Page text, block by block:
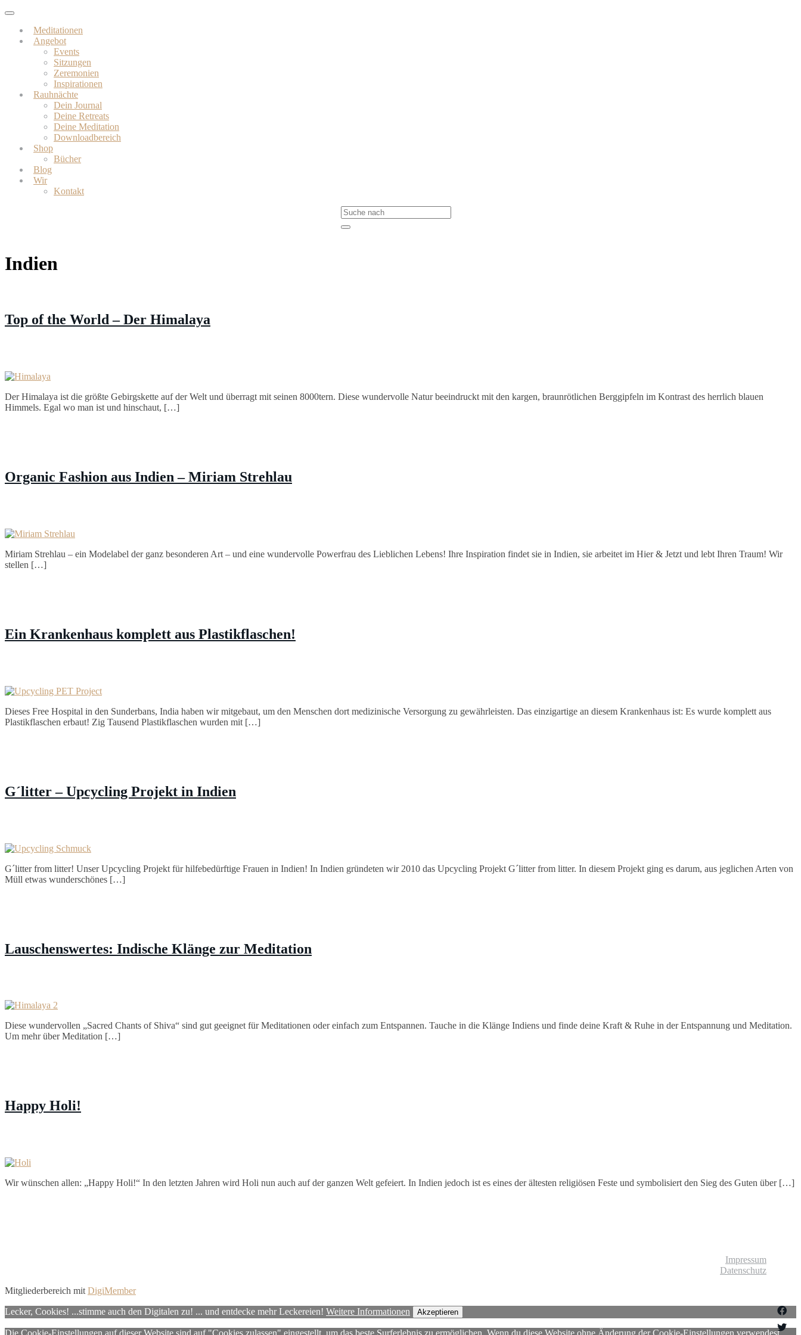
Skip
main
content
Toggle
navigationMeditationen
Angebot
Events
Sitzungen
Zeremonien
Inspirationen
Rauhnächte
Dein Journal
Deine Retreats
Deine Meditation
Downloadbereich
Shop
Bücher
Blog
Wir
Kontakt
Indien
Top of the World – Der Himalaya
Der Himalaya ist die größte Gebirgskette auf der Welt und überragt mit seinen 8000tern. Diese wundervolle Natur beeindruckt mit den kargen, braunrötlichen Berggipfeln im Kontrast des herrlich blauen
Himmels. Egal wo man ist und hinschaut, […]
Organic Fashion aus Indien – Miriam Strehlau
Miriam Strehlau – ein Modelabel der ganz besonderen Art – und eine wundervolle Powerfrau des Lieblichen Lebens! Ihre Inspiration findet sie in Indien, sie arbeitet im Hier & Jetzt und lebt Ihren Traum! Wir
stellen […]
Ein Krankenhaus komplett aus Plastikflaschen!
Dieses Free Hospital in den Sunderbans, India haben wir mitgebaut, um den Menschen dort medizinische Versorgung zu gewährleisten. Das einzigartige an diesem Krankenhaus ist: Es wurde komplett aus
Plastikflaschen erbaut! Zig Tausend Plastikflaschen wurden mit […]
G´litter – Upcycling Projekt in Indien
G´litter from litter! Unser Upcycling Projekt für hilfebedürftige Frauen in Indien! In Indien gründeten wir 2010 das Upcycling Projekt G´litter from litter. In diesem Projekt ging es darum, aus jeglichen Arten von
Müll etwas wunderschönes […]
Lauschenswertes: Indische Klänge zur Meditation
Diese wundervollen „Sacred Chants of Shiva“ sind gut geeignet für Meditationen oder einfach zum Entspannen. Tauche in die Klänge Indiens und finde deine Kraft & Ruhe in der Entspannung und Meditation.
Um mehr über Meditation […]
Happy Holi!
Wir wünschen allen: „Happy Holi!“ In den letzten Jahren wird Holi nun auch auf der ganzen Welt gefeiert. In Indien jedoch ist es eines der ältesten religiösen Feste und symbolisiert den Sieg des Guten über […]
Impressum
Datenschutz
Mitgliederbereich mit DigiMember
Lecker, Cookies! ...stimme auch den Digitalen zu! ... und entdecke mehr Leckereien! Weitere Informationen Akzeptieren